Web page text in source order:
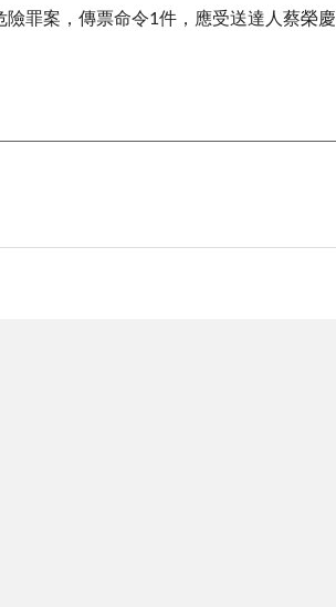
罪案，傳票命令1件，應受送達人蔡榮慶